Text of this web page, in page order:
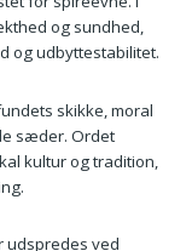
og sundhed,
og udbyttestabilitet.
skikke, moral
sæder. Ordet
kultur og tradition,
udspredes ved